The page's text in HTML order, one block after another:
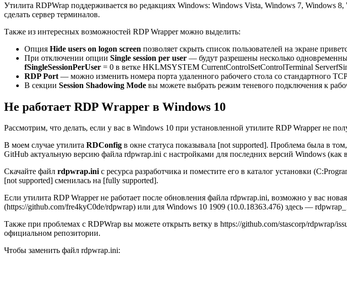
Утилита RDPWrap поддерживается во редакциях Windows: Windows Vista, Windows 7,
сделать сервер терминалов.
Также из интересных возможностей RDP Wrapper можно выделить:
Опция Hide users on logon screen позволяет скрыть список пользователей на экране
При отключении опции Single session per user — будут разрешены несколько
fSingleSessionPerUser = 0 в ветке HKLMSYSTEM CurrentControlSetControlTerminal
RDPPort — можно изменить номера порта удаленного рабочего стола со стандартного
В секции Session Shadowing Mode вы можете выбрать режим теневого подключения к
Не работает RDP Wrapper в Windows 10
Рассмотрим, что делать, если у вас в Windows 10 при установленной утилите RDP Wrapper не
В моем случае утилита RDConfig в окне статуса показывала [not supported]. Проблема была в
GitHub актуальную версию файла rdpwrap.ini с настройками для последних версий Windows
Скачайте файл rdpwrap.iniс ресурса разработчика и поместите его в каталог установки
[not supported] сменилась на [fully supported].
Если утилита RDP Wrapper не работает после обновления файла rdpwrap.ini, возможно у вас
(https://github.com/fre4kyC0de/rdpwrap) или для Windows 10 1909 (10.0.18363.476) здесь —
Также при проблемах с RDPWrap вы можете открыть ветку в https://github.com/stascorp/rdpwrap/
официальном репозитории.
Чтобы заменить файл rdpwrap.ini: